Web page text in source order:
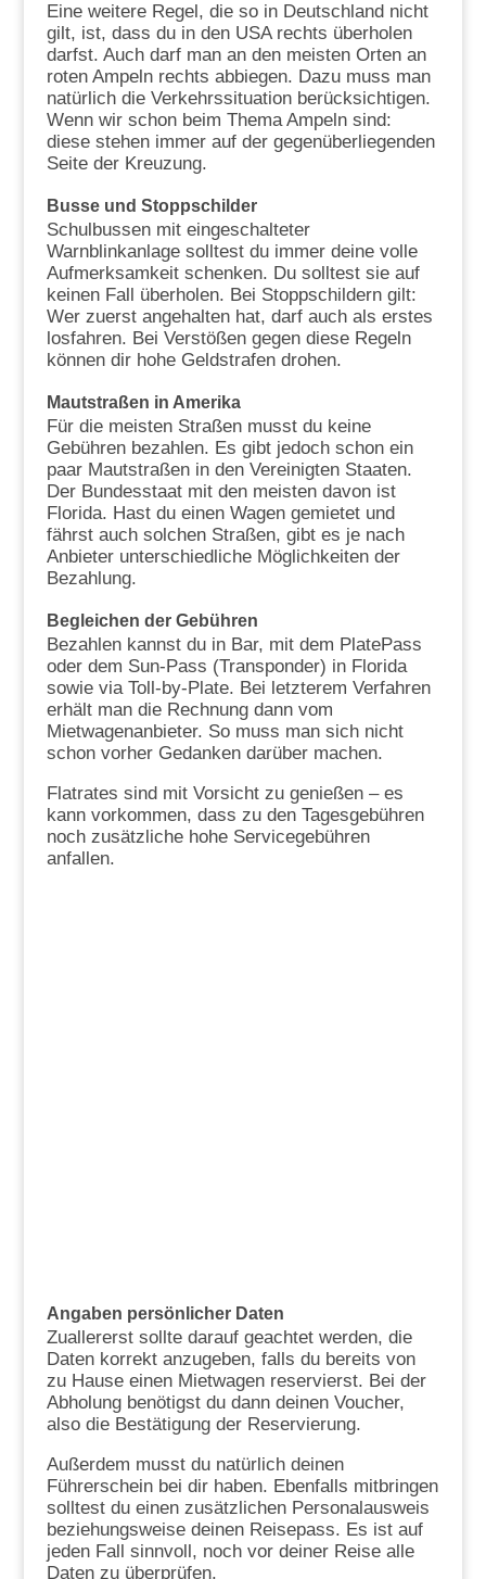
Eine weitere Regel, die so in Deutschland nicht
gilt, ist, dass du in den USA rechts überholen
darfst. Auch darf man an den meisten Orten an
roten Ampeln rechts abbiegen. Dazu muss man
natürlich die Verkehrssituation berücksichtigen.
Wenn wir schon beim Thema Ampeln sind:
diese stehen immer auf der gegenüberliegenden
Seite der Kreuzung.
Busse und Stoppschilder
Schulbussen mit eingeschalteter
Warnblinkanlage solltest du immer deine volle
Aufmerksamkeit schenken. Du solltest sie auf
keinen Fall überholen. Bei Stoppschildern gilt:
Wer zuerst angehalten hat, darf auch als erstes
losfahren. Bei Verstößen gegen diese Regeln
können dir hohe Geldstrafen drohen.
Mautstraßen in Amerika
Für die meisten Straßen musst du keine
Gebühren bezahlen. Es gibt jedoch schon ein
paar Mautstraßen in den Vereinigten Staaten.
Der Bundesstaat mit den meisten davon ist
Florida. Hast du einen Wagen gemietet und
fährst auch solchen Straßen, gibt es je nach
Anbieter unterschiedliche Möglichkeiten der
Bezahlung.
Begleichen der Gebühren
Bezahlen kannst du in Bar, mit dem PlatePass
oder dem Sun-Pass (Transponder) in Florida
sowie via Toll-by-Plate. Bei letzterem Verfahren
erhält man die Rechnung dann vom
Mietwagenanbieter. So muss man sich nicht
schon vorher Gedanken darüber machen.
Flatrates sind mit Vorsicht zu genießen – es
kann vorkommen, dass zu den Tagesgebühren
noch zusätzliche hohe Servicegebühren
anfallen.
Angaben persönlicher Daten
Zuallererst sollte darauf geachtet werden, die
Daten korrekt anzugeben, falls du bereits von
zu Hause einen Mietwagen reservierst. Bei der
Abholung benötigst du dann deinen Voucher,
also die Bestätigung der Reservierung.
Außerdem musst du natürlich deinen
Führerschein bei dir haben. Ebenfalls mitbringen
solltest du einen zusätzlichen Personalausweis
beziehungsweise deinen Reisepass. Es ist auf
jeden Fall sinnvoll, noch vor deiner Reise alle
Daten zu überprüfen.